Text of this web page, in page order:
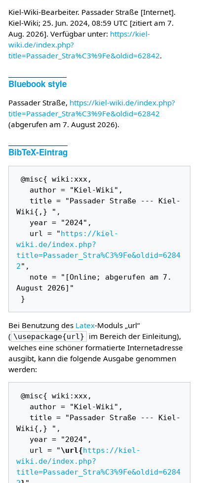
Kiel-Wiki-Bearbeiter. Passader Straße [Internet].
Kiel-Wiki; 25. Jun. 2024, 08:59 UTC [zitiert am 7.
Aug. 2026]. Verfügbar unter: https://kiel-
wiki.de/index.php?
title=Passader_Stra%C3%9Fe&oldid=62842.
Bluebook style
Passader Straße, https://kiel-wiki.de/index.php?
title=Passader_Stra%C3%9Fe&oldid=62842
(abgerufen am 7. August 2026).
BibTeX-Eintrag
@misc{ wiki:xxx,
Wiki{,} ",
   url = "
https://kiel-
wiki.de/index.php?
title=Passader_Stra%C3%9Fe&oldid=6284
2",
August 2026]"
Bei Benutzung des Latex-Moduls „url“
( \usepackage{url}
im Bereich der Einleitung),
welches eine schöner formatierte Internetadresse
ausgibt, kann die folgende Ausgabe genommen
werden:
@misc{ wiki:xxx,
Wiki{,} ",
   url = "
\url{https://kiel-
wiki.de/index.php?
title=Passader_Stra%C3%9Fe&oldid=6284